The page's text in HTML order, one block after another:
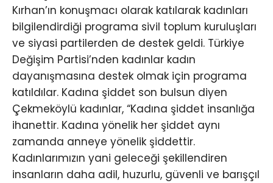
Kırhan’ın konuşmacı olarak katılarak kadınları
bilgilendirdiği programa sivil toplum kuruluşları
ve siyasi partilerden de destek geldi. Türkiye
Değişim Partisi’nden kadınlar kadın
dayanışmasına destek olmak için programa
katıldılar. Kadına şiddet son bulsun diyen
Çekmeköylü kadınlar, “Kadına şiddet insanlığa
ihanettir. Kadına yönelik her şiddet aynı
zamanda anneye yönelik şiddettir.
Kadınlarımızın yani geleceği şekillendiren
insanların daha adil, huzurlu, güvenli ve barışçıl